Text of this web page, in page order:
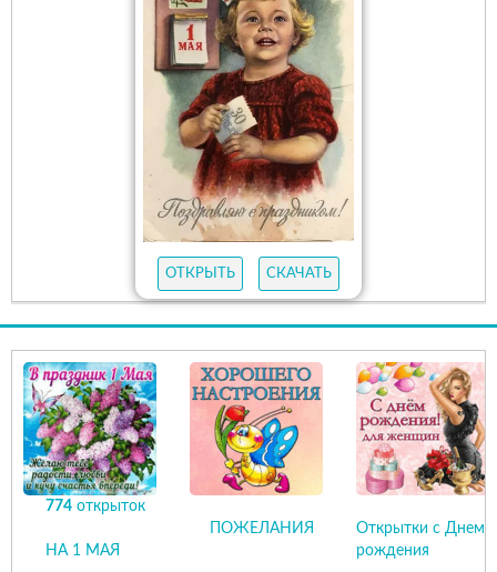
ОТКРЫТЬ СКАЧАТЬ
774 открыток
НА 1 МАЯ
ПОЖЕЛАНИЯ
Открытки с Днем
рождения